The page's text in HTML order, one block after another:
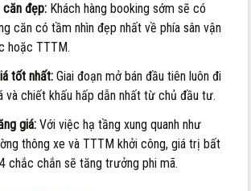
căn đẹp: Khách hàng booking sớm sẽ có
căn có tầm nhìn đẹp nhất về phía sân vận
hoặc TTTM.
tốt nhất: Giai đoạn mở bán đầu tiên luôn đi
và chiết khấu hấp dẫn nhất từ chủ đầu tư.
giá: Với việc hạ tầng xung quanh như
thông xe và TTTM khởi công, giá trị bất
chắc chắn sẽ tăng trưởng phi mã.